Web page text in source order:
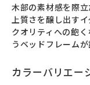
⽊部の素材感を際⽴
上質さを醸し出す
クオリティへの飽
うベッドフレームが
カラーバリエー